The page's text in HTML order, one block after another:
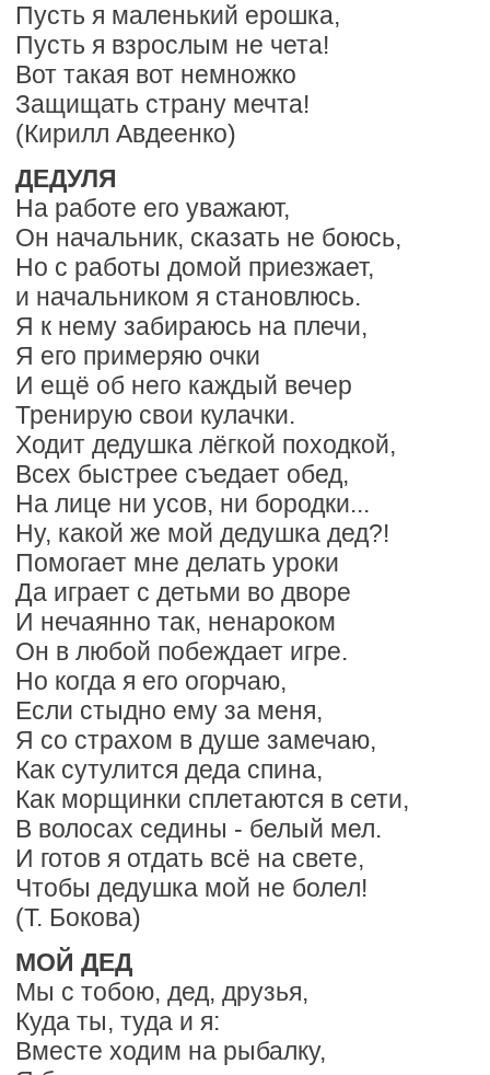
Пусть я маленький ерошка,
Пусть я взрослым не чета!
Вот такая вот немножко
Защищать страну мечта!
(Кирилл Авдеенко)
ДЕДУЛЯ
На работе его уважают,
Он начальник, сказать не боюсь,
Но с работы домой приезжает,
и начальником я становлюсь.
Я к нему забираюсь на плечи,
Я его примеряю очки
И ещё об него каждый вечер
Тренирую свои кулачки.
Ходит дедушка лёгкой походкой,
Всех быстрее съедает обед,
На лице ни усов, ни бородки...
Ну, какой же мой дедушка дед?!
Помогает мне делать уроки
Да играет с детьми во дворе
И нечаянно так, ненароком
Он в любой побеждает игре.
Но когда я его огорчаю,
Если стыдно ему за меня,
Я со страхом в душе замечаю,
Как сутулится деда спина,
Как морщинки сплетаются в сети,
В волосах седины - белый мел.
И готов я отдать всё на свете,
Чтобы дедушка мой не болел!
(Т. Бокова)
МОЙ ДЕД
Мы с тобою, дед, друзья,
Куда ты, туда и я:
Вместе ходим на рыбалку,